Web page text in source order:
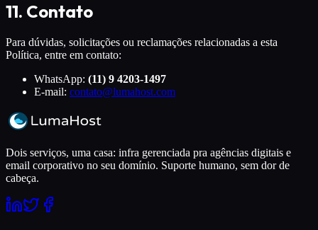
11. Contato
Para dúvidas, solicitações ou reclamações relacionadas a esta
Política, entre em contato:
WhatsApp: (11) 9 4203-1497
E-mail: contato@lumahost.com
Dois serviços, uma casa: infra gerenciada pra agências digitais e
email corporativo no seu domínio. Suporte humano, sem dor de
cabeça.